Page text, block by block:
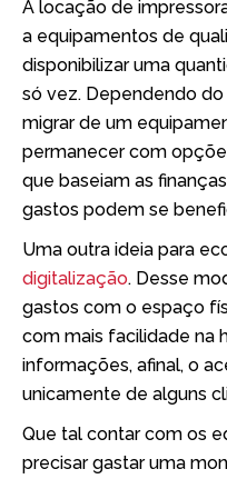
A locação de
a equipamentos de
disponibilizar uma
só vez. Dependendo
migrar de um
permanecer com
que baseiam as
gastos podem se
Uma outra ideia para
digitalização. Desse
gastos com o espaço
com mais facilidade na
informações, afinal, o
unicamente de alguns
Que tal contar com os
precisar gastar uma